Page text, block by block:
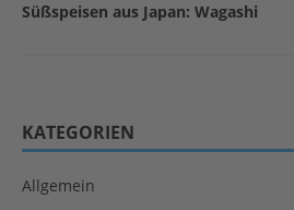
Süßspeisen aus Japan: Wagashi
KATEGORIEN
Allgemein